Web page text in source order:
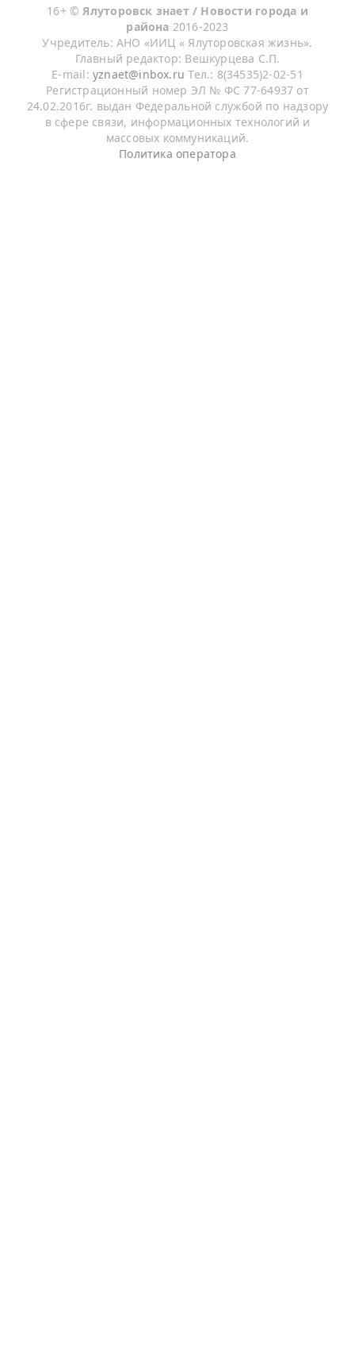
16+ © Ялуторовск знает / Новости города и
района 2016-2023
Учредитель: АНО «ИИЦ « Ялуторовская жизнь».
Главный редактор: Вешкурцева С.П.
E-mail: yznaet@inbox.ru Тел.: 8(34535)2-02-51
Регистрационный номер ЭЛ № ФС 77-64937 от
24.02.2016г. выдан Федеральной службой по надзору
в сфере связи, информационных технологий и
массовых коммуникаций.
Политика оператора